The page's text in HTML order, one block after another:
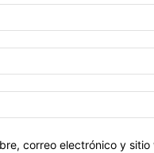
correo electrónico y